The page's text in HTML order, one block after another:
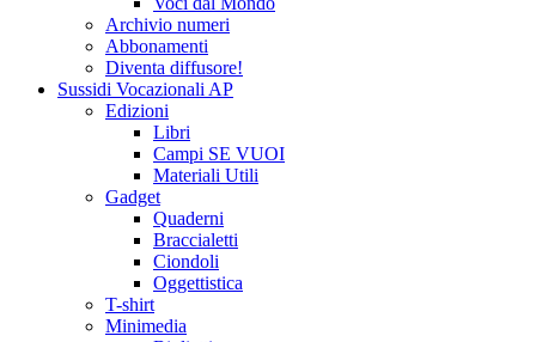
Archivio numeri
Abbonamenti
Diventa diffusore!
Sussidi Vocazionali AP
Edizioni
Libri
Campi SE VUOI
Materiali Utili
Gadget
Quaderni
Braccialetti
Ciondoli
Oggettistica
T-shirt
Minimedia